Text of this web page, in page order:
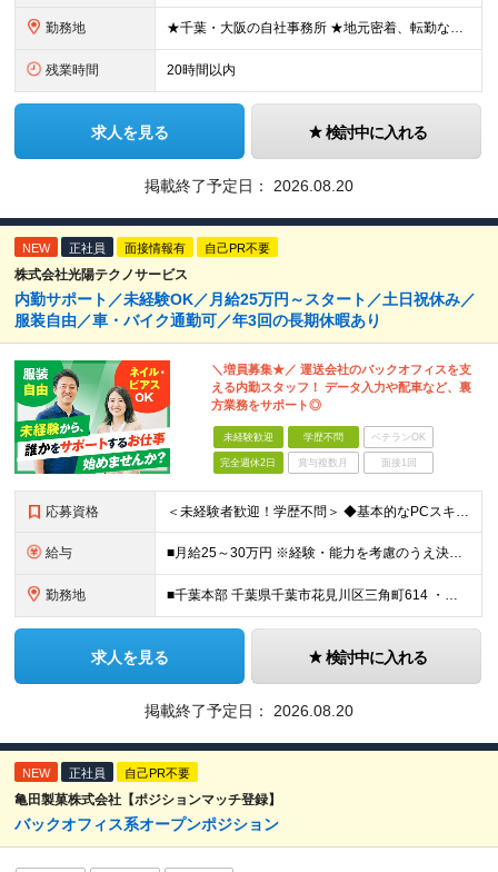
勤務地 ★千葉・大阪の自社事務所 ★地元密着、転勤なし！ ★Ｕ・Iターン歓迎！（面接交通費支給） 【具体的な勤務地】 ※当社堺事務所（大阪）もしくは五井事務所（千葉） ◆堺事務所 （住所） 大阪府堺市堺区
残業時間 20時間以内
求人を見る 検討中に入れる
掲載終了予定日： 2026.08.20
NEW 正社員 面接情報有 自己PR不要
株式会社光陽テクノサービス
内勤サポート／未経験OK／月給25万円～スタート／土日祝休み／
服装自由／車・バイク通勤可／年3回の長期休暇あり
＼増員募集★／ 運送会社のバックオフィスを支
える内勤スタッフ！ データ入力や配車など、裏
方業務をサポート◎
未経験歓迎 学歴不問 ベテランOK
完全週休2日 賞与複数月 面接1回
応募資格 ＜未経験者歓迎！学歴不問＞ ◆基本的なPCスキルがあれば応募OK！ ┗Excelの基本的な関数を扱えるレベルを想定しています。
給与 ■月給25～30万円 ※経験・能力を考慮のうえ決定します。 ※試用期間はありません。 ※週休2日制（土曜日隔週休み）の方は月給30万円～も選択可能です！
勤務地 ■千葉本部 千葉県千葉市花⾒川区三⾓町614 ・「スポーツセンター駅」より⾞で11分 ・「⼋千代台駅」より⾞で18分
求人を見る 検討中に入れる
掲載終了予定日： 2026.08.20
NEW 正社員 自己PR不要
亀田製菓株式会社【ポジションマッチ登録】
バックオフィス系オープンポジション